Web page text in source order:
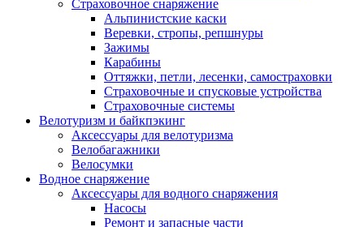
Страховочное снаряжение
Альпинистские каски
Веревки, стропы, репшнуры
Зажимы
Карабины
Оттяжки, петли, лесенки, самостраховки
Страховочные и спусковые устройства
Страховочные системы
Велотуризм и байкпэкинг
Аксессуары для велотуризма
Велобагажники
Велосумки
Водное снаряжение
Аксессуары для водного снаряжения
Насосы
Ремонт и запасные части